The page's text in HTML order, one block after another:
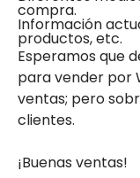
compra.
Información
productos, etc.
Esperamos que
para vender por
ventas; pero
clientes.
¡Buenas ventas!